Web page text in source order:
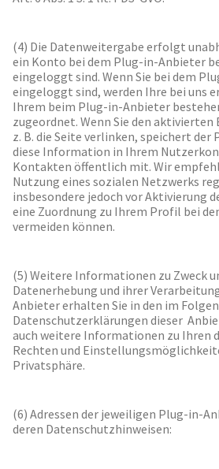
(4) Die Datenweitergabe erfolgt
ein Konto bei dem Plug-in-Anbieter
eingeloggt sind. Wenn Sie bei dem
eingeloggt sind, werden Ihre bei uns
Ihrem beim Plug-in-Anbieter
zugeordnet. Wenn Sie den
z. B. die Seite verlinken, speichert
diese Information in Ihrem
Kontakten öffentlich mit. Wir
Nutzung eines sozialen Netzwerks
insbesondere jedoch vor Aktivierung
eine Zuordnung zu Ihrem Profil bei
vermeiden können.
(5) Weitere Informationen zu Zweck
Datenerhebung und ihrer
Anbieter erhalten Sie in den im
Datenschutzerklärungen dieser
auch weitere Informationen zu Ihren
Rechten und
Privatsphäre.
(6) Adressen der jeweiligen Plug-in-
deren Datenschutzhinweisen: